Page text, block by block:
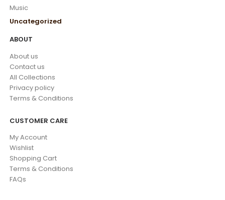
Music
Uncategorized
ABOUT
About us
Contact us
All Collections
Privacy policy
Terms & Conditions
CUSTOMER CARE
My Account
Wishlist
Shopping Cart
Terms & Conditions
FAQs